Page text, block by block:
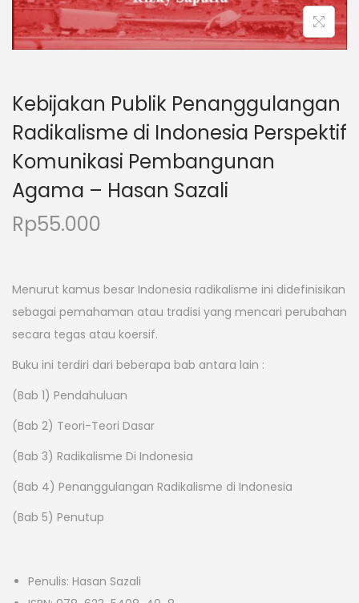
Kebijakan Publik Penanggulangan
Radikalisme di Indonesia Perspektif
Komunikasi Pembangunan
Agama – Hasan Sazali
Rp55.000
Menurut kamus besar Indonesia radikalisme ini didefinisikan
sebagai pemahaman atau tradisi yang mencari perubahan
secara tegas atau koersif.
Buku ini terdiri dari beberapa bab antara lain :
(Bab 1) Pendahuluan
(Bab 2) Teori-Teori Dasar
(Bab 3) Radikalisme Di Indonesia
(Bab 4) Penanggulangan Radikalisme di Indonesia
(Bab 5) Penutup
Penulis: Hasan Sazali